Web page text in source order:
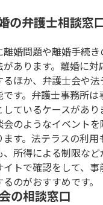
の弁護士相談窓
婚問題や離婚手続
あります。離婚に
ほか、弁護士会や
す。弁護士事務所は
ているケースがあり
のようなイベント
す。法テラスの利用
所得による制限な
トで確認をして、
のがおすすめです。
の相談窓口